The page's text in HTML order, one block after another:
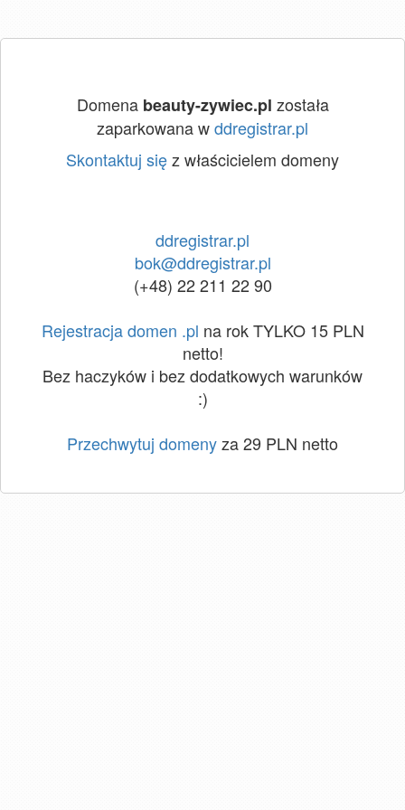
Domena beauty-zywiec.pl została
zaparkowana wddregistrar.pl
Skontaktuj sięz właścicielem domeny
ddregistrar.pl
bok@ddregistrar.pl
(+48) 22 211 22 90
Rejestracja domen .pl na rok TYLKO 15 PLN
netto!
Bez haczyków i bez dodatkowych warunków
:)
Przechwytuj domenyza 29 PLN netto